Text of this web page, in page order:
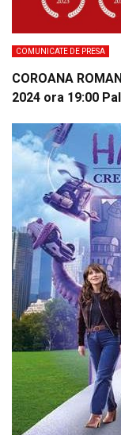
COMUNICATE DE PRESA
COROANA
2024 ora 19:00